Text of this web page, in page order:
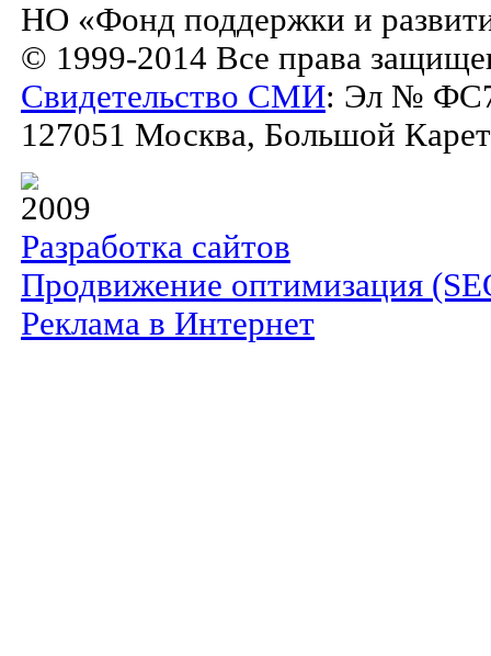
НО «Фонд поддержки и
© 1999-2014 Все права
Свидетельство СМИ: Эл №
127051 Москва, Большой
2009
Разработка сайтов
Продвижение оптимизация
Реклама в Интернет